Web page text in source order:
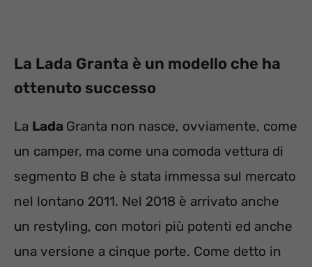
La Lada Granta è un modello che ha
ottenuto successo
La Lada Granta non nasce, ovviamente, come
un camper, ma come una comoda vettura di
segmento B che è stata immessa sul mercato
nel lontano 2011. Nel 2018 è arrivato anche
un restyling, con motori più potenti ed anche
una versione a cinque porte. Come detto in